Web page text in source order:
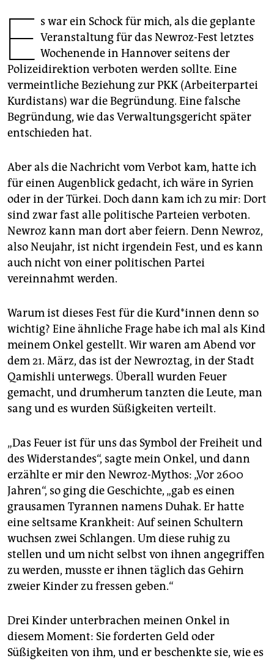
unterstützen
genossenschaft
epaper login
E s war ein Schock für mich, als die geplante
Veranstaltung für das Newroz-Fest letztes
Wochenende in Hannover seitens der
Polizeidirektion verboten werden sollte. Eine
vermeintliche Beziehung zur PKK (Arbeiterpartei
Kurdistans) war die Begründung. Eine falsche
Begründung, wie das Verwaltungsgericht später
entschieden hat.
Aber als die Nachricht vom Verbot kam, hatte ich
für einen Augenblick gedacht, ich wäre in Syrien
oder in der Türkei. Doch dann kam ich zu mir: Dort
sind zwar fast alle politische Parteien verboten.
Newroz kann man dort aber feiern. Denn Newroz,
also Neujahr, ist nicht irgendein Fest, und es kann
auch nicht von einer politischen Partei
vereinnahmt werden.
Warum ist dieses Fest für die Kurd*innen denn so
wichtig? Eine ähnliche Frage habe ich mal als Kind
meinem Onkel gestellt. Wir waren am Abend vor
dem 21. März, das ist der Newroztag, in der Stadt
Qamishli unterwegs. Überall wurden Feuer
gemacht, und drumherum tanzten die Leute, man
sang und es wurden Süßigkeiten verteilt.
„Das Feuer ist für uns das Symbol der Freiheit und
des Widerstandes“, sagte mein Onkel, und dann
erzählte er mir den Newroz-Mythos: „Vor 2600
Jahren“, so ging die Geschichte, „gab es einen
grausamen Tyrannen namens Duhak. Er hatte
eine seltsame Krankheit: Auf seinen Schultern
wuchsen zwei Schlangen. Um diese ruhig zu
stellen und um nicht selbst von ihnen angegriffen
zu werden, musste er ihnen täglich das Gehirn
zweier Kinder zu fressen geben.“
Drei Kinder unterbrachen meinen Onkel in
diesem Moment: Sie forderten Geld oder
Süßigkeiten von ihm, und er beschenkte sie, wie es